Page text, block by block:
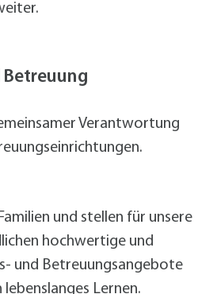
Verantwortung
und stellen für unsere
hochwertige und
und Betreuungsangebote
Lernen.